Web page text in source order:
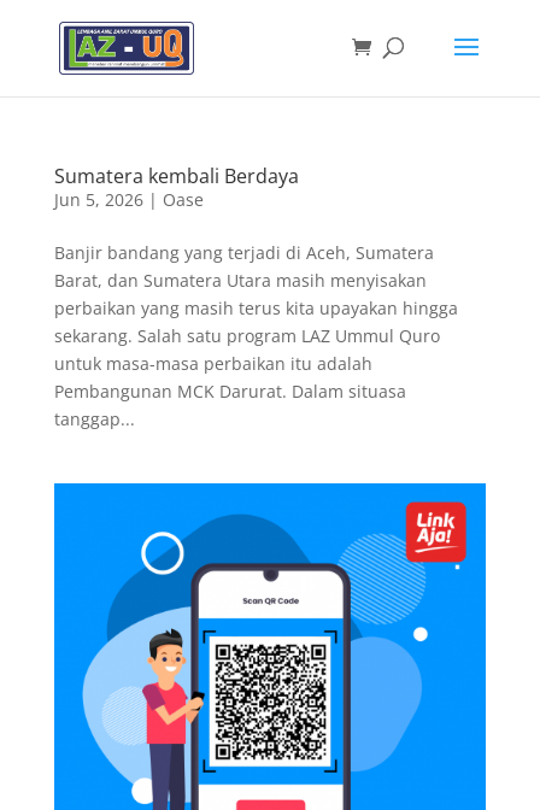
Sumatera kembali Berdaya
Jun 5, 2026| Oase
Banjir bandang yang terjadi di Aceh, Sumatera
Barat, dan Sumatera Utara masih menyisakan
perbaikan yang masih terus kita upayakan hingga
sekarang. Salah satu program LAZ Ummul Quro
untuk masa-masa perbaikan itu adalah
Pembangunan MCK Darurat. Dalam situasa
tanggap...